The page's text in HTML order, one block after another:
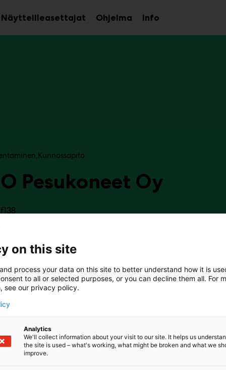
NäytteilleasettajatAvaa
alavalikko
Ohjelma InfoAvaa
alavalikko
Kunnossapito
Pesukoneet Oy
teollisen tuotannon ja huollon tarpeisiin.TEIJO
tehokkaita puhdistusratkaisuja teollisen tuotannon,
tarpeisiin.Yrityksen perinteinen ammattitaito
komponenttien puhdistukseen tarkoitettujen
modifioitujen yksi- ja monivaiheisten
ja huollon osienpesukoneiden tuotantoon.
on this site
process your data on this site to better understand how it is
to all or selected purposes, or you can decline them all. For
see our privacy policy.
Analytics
We'll collect information about your visit to our site. It helps us
the site is used – what's working, what might be broken and what we
improve.